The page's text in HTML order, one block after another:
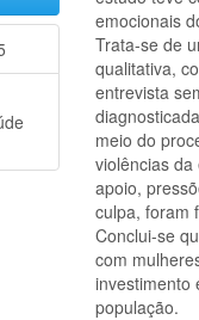
emocionais
Trata-se de
qualitativa,
entrevista
meio do
violências
apoio,
culpa, foram
Conclui-se
com
investimento
população.